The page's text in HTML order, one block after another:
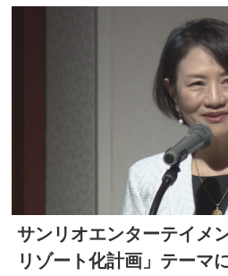
サンリオエンターテイメ
リゾート化計画」テー